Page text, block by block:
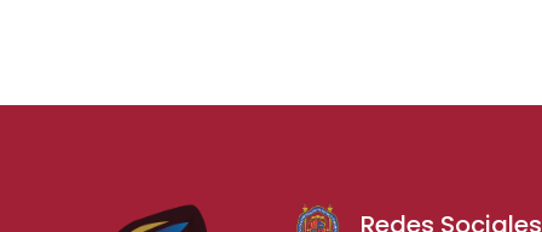
Redes Sociales